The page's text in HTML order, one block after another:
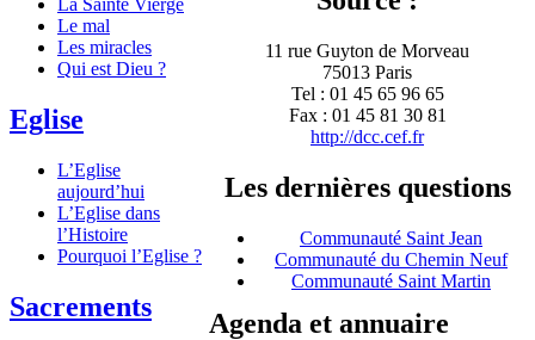
Le mal
Les miracles
Qui est Dieu ?
Eglise
L’Eglise
aujourd’hui
L’Eglise dans
l’Histoire
Pourquoi l’Eglise ?
Sacrements
11 rue Guyton de Morveau
75013 Paris
Tel : 01 45 65 96 65
Fax : 01 45 81 30 81
http://dcc.cef.fr
Les dernières questions
Communauté Saint Jean
Communauté du Chemin Neuf
Communauté Saint Martin
Agenda et annuaire